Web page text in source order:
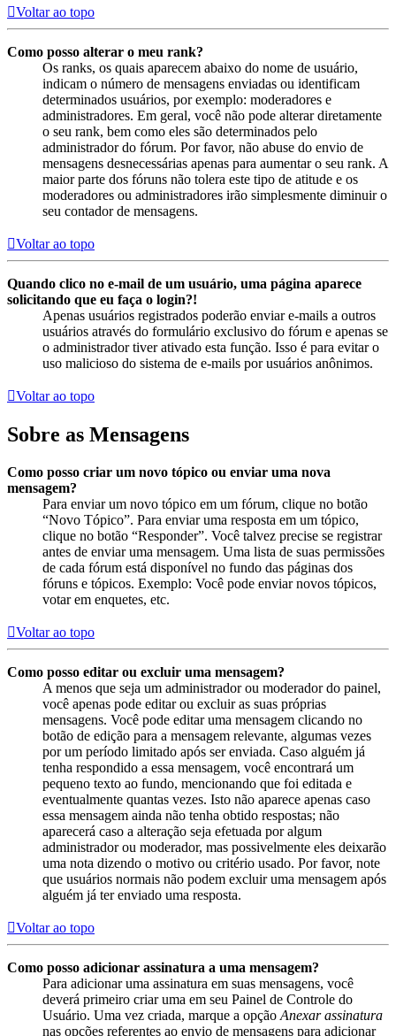
Voltar ao topo
Como posso alterar o meu rank?
Os ranks, os quais aparecem abaixo do nome de usuário,
indicam o número de mensagens enviadas ou identificam
determinados usuários, por exemplo: moderadores e
administradores. Em geral, você não pode alterar diretamente
o seu rank, bem como eles são determinados pelo
administrador do fórum. Por favor, não abuse do envio de
mensagens desnecessárias apenas para aumentar o seu rank. A
maior parte dos fóruns não tolera este tipo de atitude e os
moderadores ou administradores irão simplesmente diminuir o
seu contador de mensagens.
Voltar ao topo
Quando clico no e-mail de um usuário, uma página aparece
solicitando que eu faça o login?!
Apenas usuários registrados poderão enviar e-mails a outros
usuários através do formulário exclusivo do fórum e apenas se
o administrador tiver ativado esta função. Isso é para evitar o
uso malicioso do sistema de e-mails por usuários anônimos.
Voltar ao topo
Sobre as Mensagens
Como posso criar um novo tópico ou enviar uma nova
mensagem?
Para enviar um novo tópico em um fórum, clique no botão
“Novo Tópico”. Para enviar uma resposta em um tópico,
clique no botão “Responder”. Você talvez precise se registrar
antes de enviar uma mensagem. Uma lista de suas permissões
de cada fórum está disponível no fundo das páginas dos
fóruns e tópicos. Exemplo: Você pode enviar novos tópicos,
votar em enquetes, etc.
Voltar ao topo
Como posso editar ou excluir uma mensagem?
A menos que seja um administrador ou moderador do painel,
você apenas pode editar ou excluir as suas próprias
mensagens. Você pode editar uma mensagem clicando no
botão de edição para a mensagem relevante, algumas vezes
por um período limitado após ser enviada. Caso alguém já
tenha respondido a essa mensagem, você encontrará um
pequeno texto ao fundo, mencionando que foi editada e
eventualmente quantas vezes. Isto não aparece apenas caso
essa mensagem ainda não tenha obtido respostas; não
aparecerá caso a alteração seja efetuada por algum
administrador ou moderador, mas possivelmente eles deixarão
uma nota dizendo o motivo ou critério usado. Por favor, note
que usuários normais não podem excluir uma mensagem após
alguém já ter enviado uma resposta.
Voltar ao topo
Como posso adicionar assinatura a uma mensagem?
Para adicionar uma assinatura em suas mensagens, você
deverá primeiro criar uma em seu Painel de Controle do
Usuário. Uma vez criada, marque a opção Anexar assinatura
nas opções referentes ao envio de mensagens para adicionar